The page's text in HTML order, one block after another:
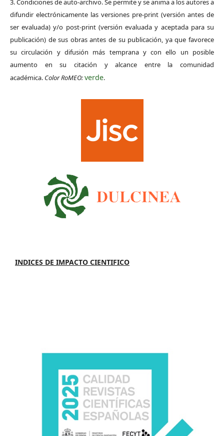
3. Condiciones de auto-archivo. Se permite y se anima a los autores a
difundir electrónicamente las versiones pre-print (versión antes de
ser evaluada) y/o post-print (versión evaluada y aceptada para su
publicación) de sus obras antes de su publicación, ya que favorece
su circulación y difusión más temprana y con ello un posible
aumento en su citación y alcance entre la comunidad
académica. Color RoMEO:verde.
INDICES DE IMPACTO CIENTIFICO